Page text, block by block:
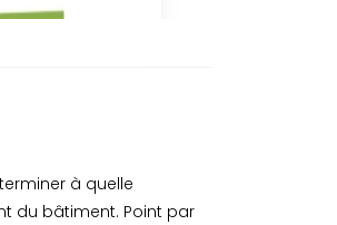
à quelle
du bâtiment. Point par